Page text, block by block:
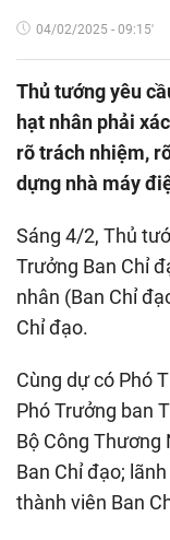
04/02/2025 - 09:15'
Thủ tướng yêu
hạt nhân phải
rõ trách nhiệm,
dựng nhà máy
Sáng 4/2, Thủ
Trưởng Ban Chỉ
nhân (Ban Chỉ
Chỉ đạo.
Cùng dự có Phó
Phó Trưởng ban
Bộ Công Thương
Ban Chỉ đạo;
thành viên Ban